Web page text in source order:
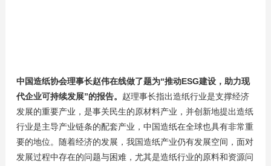
中国造纸协会理事长赵伟在线做了题为“推动ESG建设，助力现
代企业可持续发展”的报告。 赵理事长指出造纸行业是支撑经济
发展的重要产业，是事关民生的原材料产业，并创新地提出造纸
行业是主导产业链条的配套产业，中国造纸在全球也具有非常重
要的地位。随着经济的发展，我国造纸产业仍有发展空间，面对
发展过程中存在的问题与困难，尤其是造纸行业的原料和资源问